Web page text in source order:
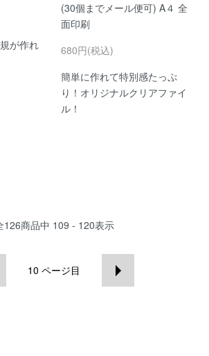
が作れ
(30個までメール便可) A４ 全
面印刷
680円(税込)
簡単に作れて特別感たっぷ
り！オリジナルクリアファイ
ル！
126商品中 109 - 120表示
10 ページ目